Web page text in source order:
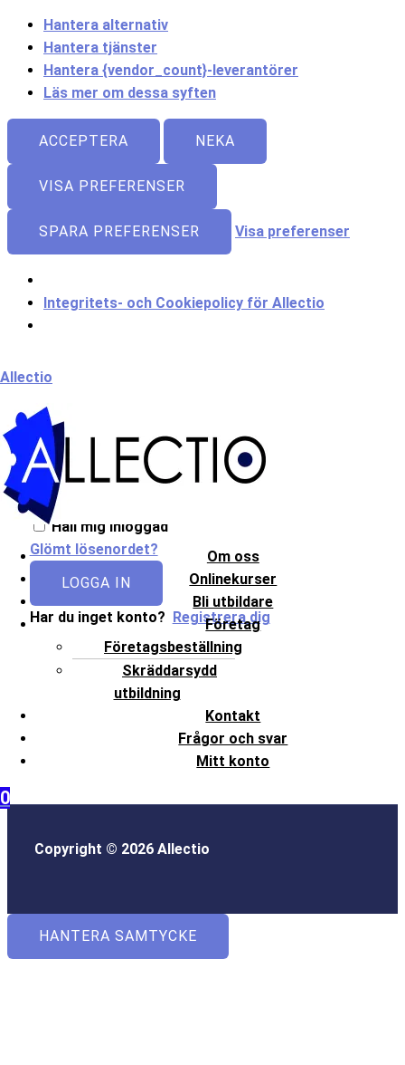
Hantera alternativ
Hantera tjänster
Hantera {vendor_count}-leverantörer
Läs mer om dessa syften
ACCEPTERA NEKA
VISA PREFERENSER
SPARA PREFERENSER Visa preferenser
Integritets- och Cookiepolicy för Allectio
Allectio
Om oss
Onlinekurser
Bli utbildare
Företag
Företagsbeställning
Skräddarsydd
utbildning
Kontakt
Frågor och svar
Mitt konto
0
Välkommen till Allectio!
Håll mig inloggad
Glömt lösenordet?
LOGGA IN
Har du inget konto?
Registrera dig
Copyright © 2026 Allectio
HANTERA SAMTYCKE